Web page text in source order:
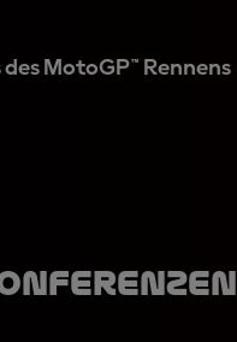
MotoGP™ Rennens